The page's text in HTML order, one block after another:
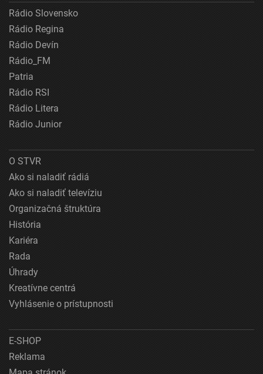
Rádio Slovensko
Rádio Regina
Rádio Devín
Rádio_FM
Patria
Rádio RSI
Rádio Litera
Rádio Junior
O STVR
Ako si naladiť rádiá
Ako si naladiť televíziu
Organizačná štruktúra
História
Kariéra
Rada
Úhrady
Kreatívne centrá
Vyhlásenie o prístupnosti
E-SHOP
Reklama